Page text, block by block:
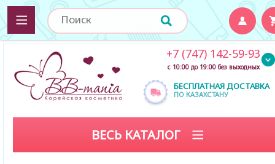
БЕСПЛАТНАЯ ДОСТАВКА
ПО КАЗАХСТАНУ
+7 (747) 142-59-93
с 10:00 до 19:00 без выходных
ВЕСЬ КАТАЛОГ